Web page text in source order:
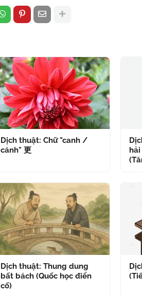
Dịch thuật: Chữ "canh /
cánh" 更
Dịch thuật: Thung dung
bất bách (Quốc học điển
cố)